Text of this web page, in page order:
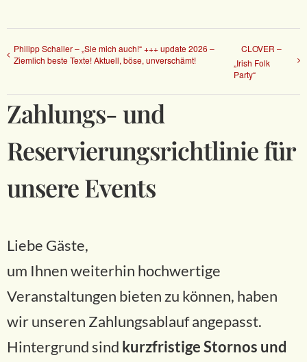
Philipp Schaller – „Sie mich auch!“ +++ update 2026 –
Ziemlich beste Texte! Aktuell, böse, unverschämt!
CLOVER –
„Irish Folk
Party“
Zahlungs- und
Reservierungsrichtlinie für
unsere Events
Liebe Gäste,
um Ihnen weiterhin hochwertige
Veranstaltungen bieten zu können, haben
wir unseren Zahlungsablauf angepasst.
Hintergrund sind kurzfristige Stornos und